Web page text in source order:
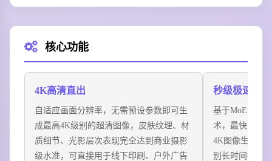
输入建筑设计草图和空间描述，一键生成4K分辨率的写
实风建筑效果图，光影、材质细节还原度极高，完美适
场景四：连环漫画创作
上传主角人设参考图，批量生成多格分镜漫画内容，全
程保持人物形象、画风完全统一，大幅降低漫画创作者
的原画工作量，单人即可快速完成短篇视觉故事制作。
核心功能
4K高清直出
自适应画面分辨率，无需预设参数即可生
成最高4K级别的超清图像，皮肤纹理、材
质细节、光影层次表现完全达到商业摄影
级水准，可直接用于线下印刷、户外广告
秒级极速生成
基于MoE混合
术，最快1.8秒
4K图像生成速
别长时间排队